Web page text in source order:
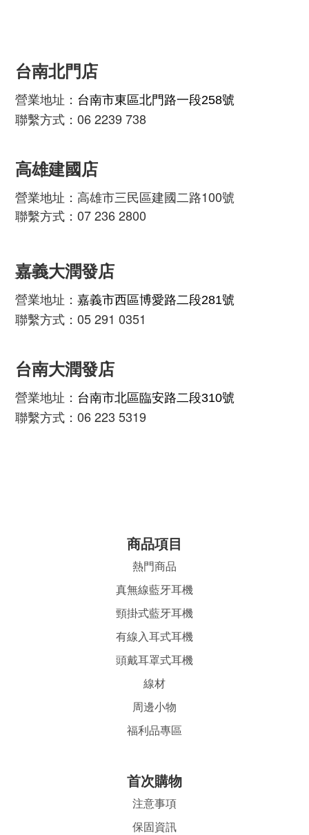
台南北門店
營業地址： 台南市東區北門路一段258號
聯繫方式：06 2239 738
高雄建國店
營業地址：高雄市三民區建國二路100號
聯繫方式：07 236 2800
嘉義大潤發店
營業地址： 嘉義市西區博愛路二段281號
聯繫方式：05 291 0351
台南大潤發店
營業地址： 台南市北區臨安路二段310號
聯繫方式：06 223 5319
商品項目
熱門商品
真無線藍牙耳機
頸掛式藍牙耳機
有線入耳式耳機
頭戴耳罩式耳機
線材
周邊小物
福利品專區
首次購物
注意事項
保固資訊